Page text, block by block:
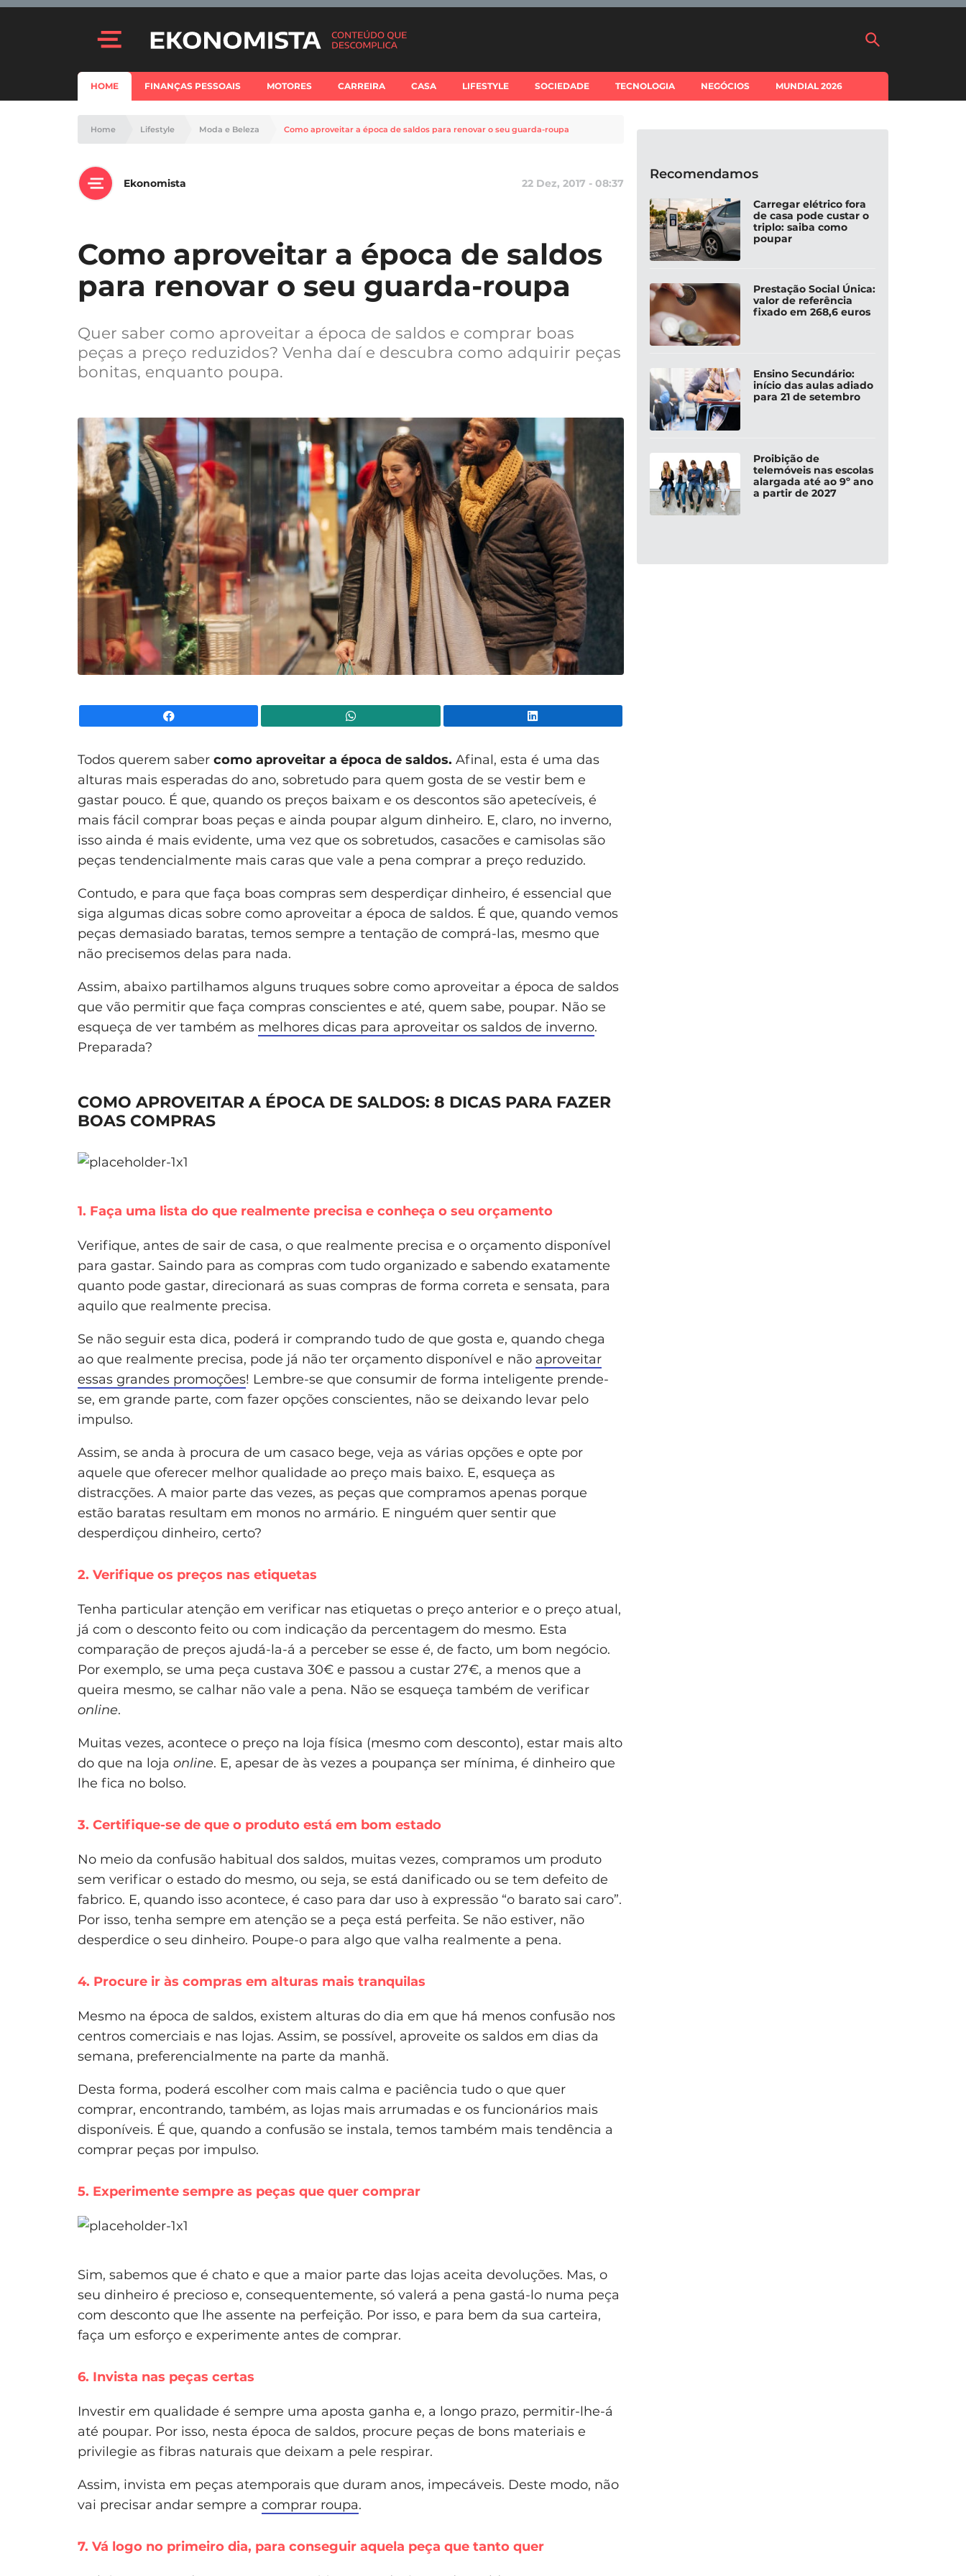
HOME FINANÇAS PESSOAIS MOTORES CARREIRA CASA LIFESTYLE SOCIEDADE TECNOLOGIA NEGÓCIOS MUNDIAL 2026
Home Lifestyle Moda e Beleza Como aproveitar a época de saldos para renovar o seu guarda-roupa
Ekonomista 22 Dez, 2017 - 08:37
Como aproveitar a época de saldos
para renovar o seu guarda-roupa
Quer saber como aproveitar a época de saldos e comprar boas
peças a preço reduzidos? Venha daí e descubra como adquirir peças
bonitas, enquanto poupa.
Todos querem saber como aproveitar a época de saldos. Afinal, esta é uma das
alturas mais esperadas do ano, sobretudo para quem gosta de se vestir bem e
gastar pouco. É que, quando os preços baixam e os descontos são apetecíveis, é
mais fácil comprar boas peças e ainda poupar algum dinheiro. E, claro, no inverno,
isso ainda é mais evidente, uma vez que os sobretudos, casacões e camisolas são
peças tendencialmente mais caras que vale a pena comprar a preço reduzido.
Contudo, e para que faça boas compras sem desperdiçar dinheiro, é essencial que
siga algumas dicas sobre como aproveitar a época de saldos. É que, quando vemos
peças demasiado baratas, temos sempre a tentação de comprá-las, mesmo que
não precisemos delas para nada.
Assim, abaixo partilhamos alguns truques sobre como aproveitar a época de saldos
que vão permitir que faça compras conscientes e até, quem sabe, poupar. Não se
esqueça de ver também as melhores dicas para aproveitar os saldos de inverno.
Preparada?
COMO APROVEITAR A ÉPOCA DE SALDOS: 8 DICAS PARA FAZER
BOAS COMPRAS
1. Faça uma lista do que realmente precisa e conheça o seu orçamento
Verifique, antes de sair de casa, o que realmente precisa e o orçamento disponível
para gastar. Saindo para as compras com tudo organizado e sabendo exatamente
quanto pode gastar, direcionará as suas compras de forma correta e sensata, para
aquilo que realmente precisa.
Se não seguir esta dica, poderá ir comprando tudo de que gosta e, quando chega
ao que realmente precisa, pode já não ter orçamento disponível e não aproveitar
essas grandes promoções! Lembre-se que consumir de forma inteligente prende-
se, em grande parte, com fazer opções conscientes, não se deixando levar pelo
impulso.
Assim, se anda à procura de um casaco bege, veja as várias opções e opte por
aquele que oferecer melhor qualidade ao preço mais baixo. E, esqueça as
distracções. A maior parte das vezes, as peças que compramos apenas porque
estão baratas resultam em monos no armário. E ninguém quer sentir que
desperdiçou dinheiro, certo?
2. Verifique os preços nas etiquetas
Tenha particular atenção em verificar nas etiquetas o preço anterior e o preço atual,
já com o desconto feito ou com indicação da percentagem do mesmo. Esta
comparação de preços ajudá-la-á a perceber se esse é, de facto, um bom negócio.
Por exemplo, se uma peça custava 30€ e passou a custar 27€, a menos que a
queira mesmo, se calhar não vale a pena. Não se esqueça também de verificar
online.
Muitas vezes, acontece o preço na loja física (mesmo com desconto), estar mais alto
do que na loja online. E, apesar de às vezes a poupança ser mínima, é dinheiro que
lhe fica no bolso.
3. Certifique-se de que o produto está em bom estado
No meio da confusão habitual dos saldos, muitas vezes, compramos um produto
sem verificar o estado do mesmo, ou seja, se está danificado ou se tem defeito de
fabrico. E, quando isso acontece, é caso para dar uso à expressão “o barato sai caro”.
Por isso, tenha sempre em atenção se a peça está perfeita. Se não estiver, não
desperdice o seu dinheiro. Poupe-o para algo que valha realmente a pena.
4. Procure ir às compras em alturas mais tranquilas
Mesmo na época de saldos, existem alturas do dia em que há menos confusão nos
centros comerciais e nas lojas. Assim, se possível, aproveite os saldos em dias da
semana, preferencialmente na parte da manhã.
Desta forma, poderá escolher com mais calma e paciência tudo o que quer
comprar, encontrando, também, as lojas mais arrumadas e os funcionários mais
disponíveis. É que, quando a confusão se instala, temos também mais tendência a
comprar peças por impulso.
5. Experimente sempre as peças que quer comprar
Sim, sabemos que é chato e que a maior parte das lojas aceita devoluções. Mas, o
seu dinheiro é precioso e, consequentemente, só valerá a pena gastá-lo numa peça
com desconto que lhe assente na perfeição. Por isso, e para bem da sua carteira,
faça um esforço e experimente antes de comprar.
6. Invista nas peças certas
Investir em qualidade é sempre uma aposta ganha e, a longo prazo, permitir-lhe-á
até poupar. Por isso, nesta época de saldos, procure peças de bons materiais e
privilegie as fibras naturais que deixam a pele respirar.
Assim, invista em peças atemporais que duram anos, impecáveis. Deste modo, não
vai precisar andar sempre a comprar roupa.
7. Vá logo no primeiro dia, para conseguir aquela peça que tanto quer
Recomendamos
Carregar elétrico fora
de casa pode custar o
triplo: saiba como
poupar
Prestação Social Única:
valor de referência
fixado em 268,6 euros
Ensino Secundário:
início das aulas adiado
para 21 de setembro
Proibição de
telemóveis nas escolas
alargada até ao 9º ano
a partir de 2027